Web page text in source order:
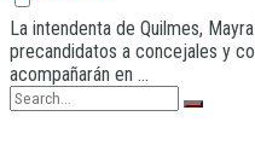
La intendenta de Quilmes,
precandidatos a concejales y
acompañarán en ...